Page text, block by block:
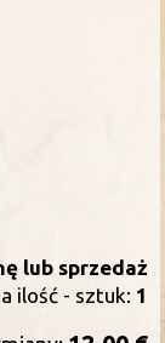
lub sprzedaż
ilość - sztuk: 1